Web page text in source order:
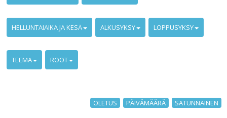
HELLUNTAIAIKA JA KESÄ ALKUSYKSY LOPPUSYKSY
TEEMA ROOT
OLETUS PÄIVÄMÄÄRÄ SATUNNAINEN